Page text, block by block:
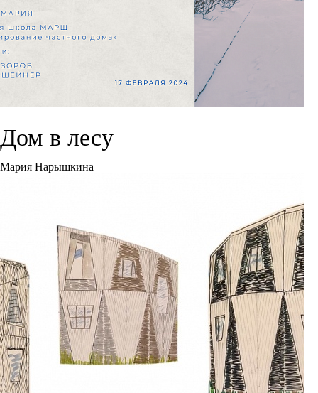
Дом в лесу
Мария Нарышкина